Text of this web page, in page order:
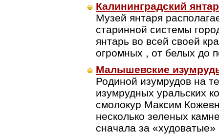
Калининградский
Музей янтаря
старинной системы
янтарь во всей своей
огромных , от белых до
Малышевские
Родиной изумрудов на
изумрудных уральских
смолокур Максим
несколько зеленых
сначала за